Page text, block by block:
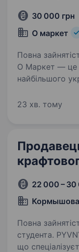
30 000 грн
О маркет
Повна
О Маркет — це
найбільшого
не типова
23 хв. тому
22 000 – 30
Повна
студента. PYVNYY — це компанія,
що